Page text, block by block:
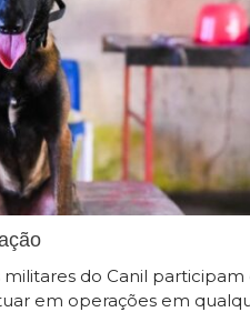
do Canil participam
em operações em